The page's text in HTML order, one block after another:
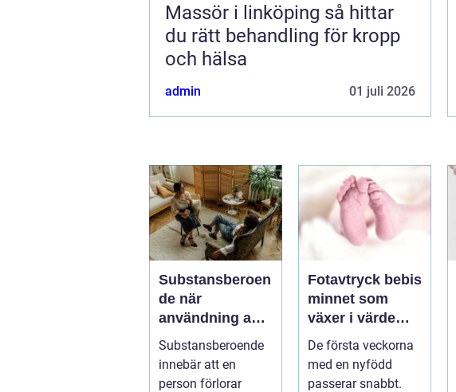
Massör i linköping så hittar
du rätt behandling för kropp
och hälsa
admin 01 juli 2026
Substansberoen
de när
användning av
alkohol och
droger tar över
vardagen
Substansberoende
innebär att en
person förlorar
Fotavtryck bebis
minnet som
växer i värde
med åren
De första veckorna
med en nyfödd
passerar snabbt.